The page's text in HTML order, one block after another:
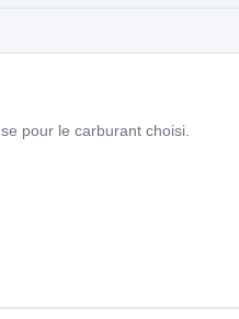
pour le carburant choisi.